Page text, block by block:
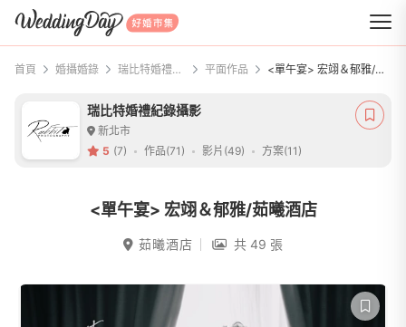
WeddingDay 好婚市集
首頁 婚攝婚錄 瑞比特婚禮紀錄攝影 平面作品 <單午宴> 宏翊＆郁雅/茹曦酒店
瑞比特婚禮紀錄攝影
新北市
5 (7) 作品(71) 影片(49) 方案(11)
<單午宴> 宏翊＆郁雅/茹曦酒店
茹曦酒店 共 49 張